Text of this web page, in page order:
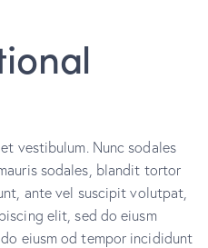
vestibulum. Nunc sodales
sodales, blandit tortor
ante vel suscipit volutpat,
elit, sed do eiusm
eiusm od tempor incididunt